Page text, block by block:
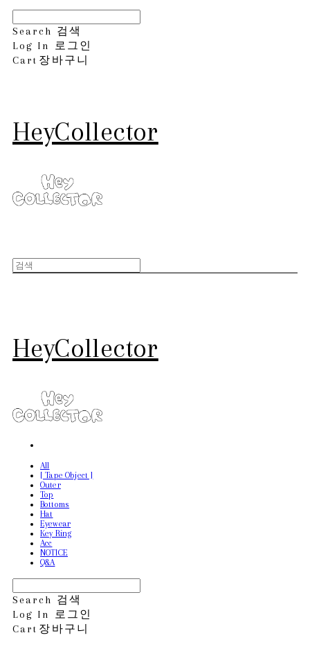
Search 검색
Log In
로그인
Cart 장바구니
HeyCollector
HeyCollector
All
[ Tape Object ]
Outer
Top
Bottoms
Hat
Eyewear
Key Ring
Acc
NOTICE
Q&A
Search 검색
Log In
로그인
Cart 장바구니